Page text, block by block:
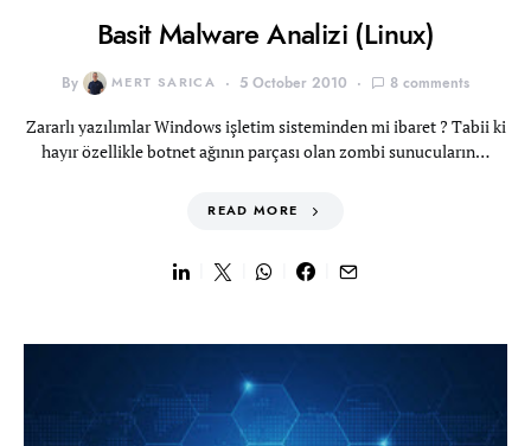
Basit Malware Analizi (Linux)
By MERT SARICA 5 October 2010 8 comments
Zararlı yazılımlar Windows işletim sisteminden mi ibaret ? Tabii ki
hayır özellikle botnet ağının parçası olan zombi sunucuların…
READ MORE